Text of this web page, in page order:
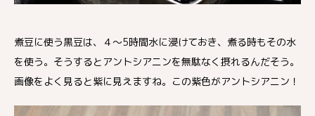
煮豆に使う黒豆は、４～5時間水に浸けておき、煮る時もその水
を使う。そうするとアントシアニンを無駄なく摂れるんだそう。
画像をよく見ると紫に見えますね。この紫色がアントシアニン！